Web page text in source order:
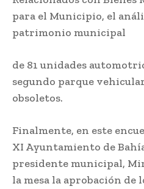
para el Municipio, el
patrimonio municipal
de 81 unidades
segundo parque
obsoletos.
Finalmente, en este
XI Ayuntamiento de
presidente municipal,
la mesa la aprobación de